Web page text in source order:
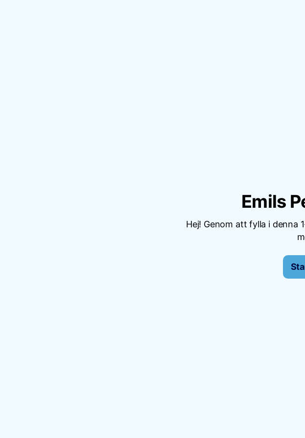
Emils
Hej! Genom att fylla i denna